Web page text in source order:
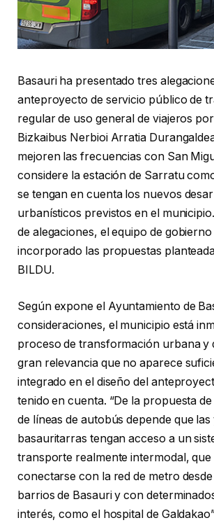
Basauri ha presentado tres
anteproyecto de servicio público de
regular de uso general de viajeros
Bizkaibus Nerbioi Arratia
mejoren las frecuencias con San
considere la estación de Sarratu
se tengan en cuenta los nuevos
urbanísticos previstos en el
de alegaciones, el equipo de
incorporado las propuestas
BILDU.
Según expone el Ayuntamiento de
consideraciones, el municipio está
proceso de transformación urbana y
gran relevancia que no aparece
integrado en el diseño del
tenido en cuenta. “De la propuesta
de líneas de autobús depende que las
basauritarras tengan acceso a un
transporte realmente intermodal, que
conectarse con la red de metro
barrios de Basauri y con
interés, como el hospital de